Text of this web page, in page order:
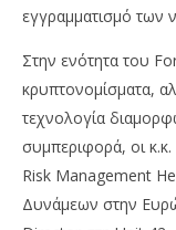
εγγραμματισμό των
Στην ενότητα του
κρυπτονομίσματα,
τεχνολογία
συμπεριφορά, οι
Risk Management
Δυνάμεων στην